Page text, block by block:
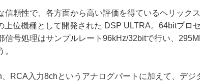
頼性で、各方面から高い評価を得ているヘリック
上位機種として開発された DSP ULTRA。64bitプロ
信号処理はサンプルレート96kHz/32bitで行い、
RCA入力8chというアナログパートに加えて、デジ